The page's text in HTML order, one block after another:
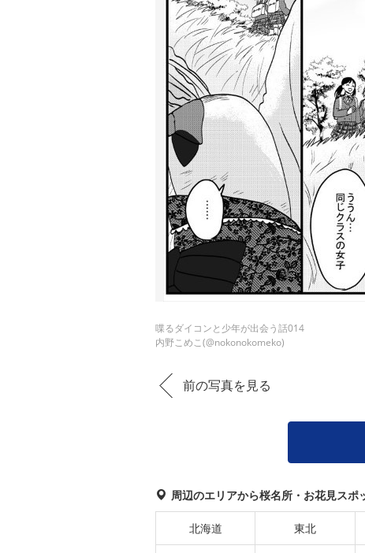
喋るダイコンと少年が出会う話014
内野こめこ(@nokonokomeko)
前の写真を見る
周辺のエリアから桜名所・お花見スポ
北海道 東北